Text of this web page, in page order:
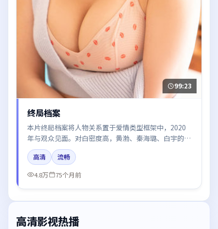
99:23
终局档案
本片终局档案将人物关系置于爱情类型框架中，2020
年与观众见面。对白密度高，黄渤、秦海璐、白宇的台
词节奏值得关注；整体气质偏中国大陆都市与冷色调摄
影。
高清
流畅
4.8万
75个月前
高清影视热播